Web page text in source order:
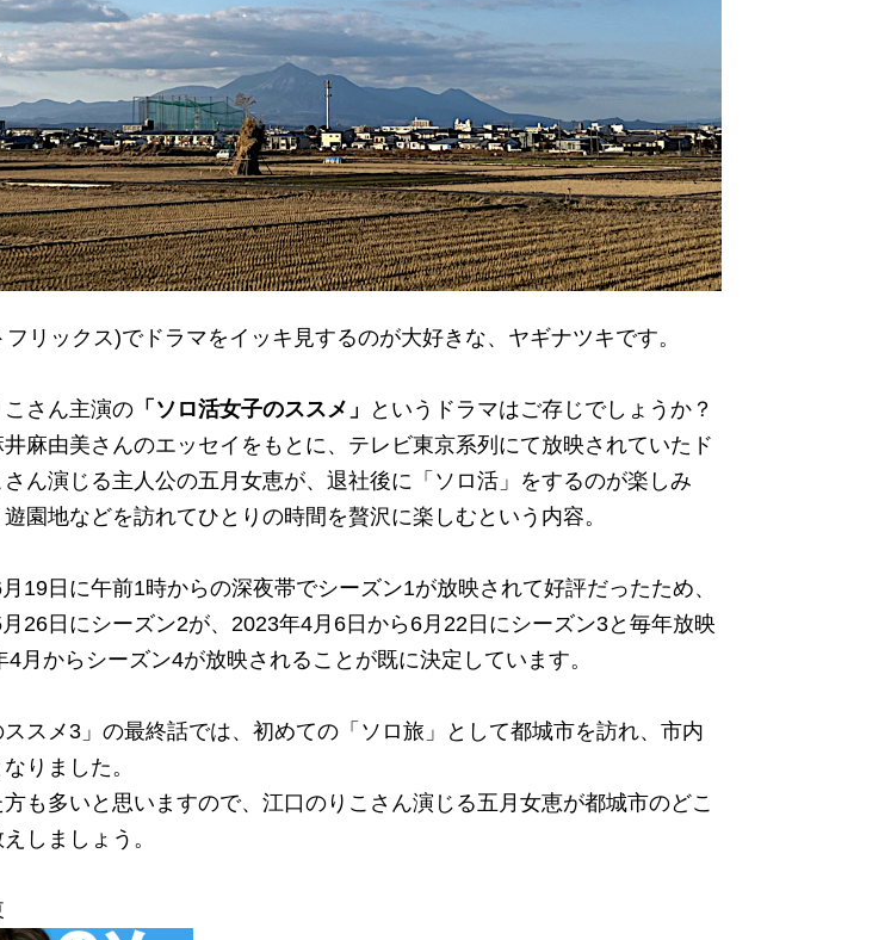
リックス)でドラマをイッキ見するのが大好きな、ヤギナツキです。
さん主演の「ソロ活女子のススメ」
というドラマはご存じでしょうか？
麻由美さんのエッセイをもとに、テレビ東京系列にて放映されていたド
ん演じる主人公の五月女恵が、退社後に「ソロ活」をするのが楽しみ
園地などを訪れてひとりの時間を贅沢に楽しむという内容。
19日に午前1時からの深夜帯でシーズン1が放映されて好評だったため、
26日にシーズン2が、2023年4月6日から6月22日にシーズン3と毎年放映
月からシーズン4が放映されることが既に決定しています。
スメ3」の最終話では、初めての「ソロ旅」として都城市を訪れ、市内
りました。
も多いと思いますので、江口のりこさん演じる五月女恵が都城市のどこ
しましょう。